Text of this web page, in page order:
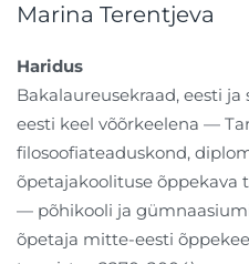
Marina Terentjeva
Haridus
Bakalaureusekraad, eesti
eesti keel võõrkeelena —
filosoofiateaduskond,
õpetajakoolituse õppekava
— põhikooli ja
õpetaja mitte-eesti